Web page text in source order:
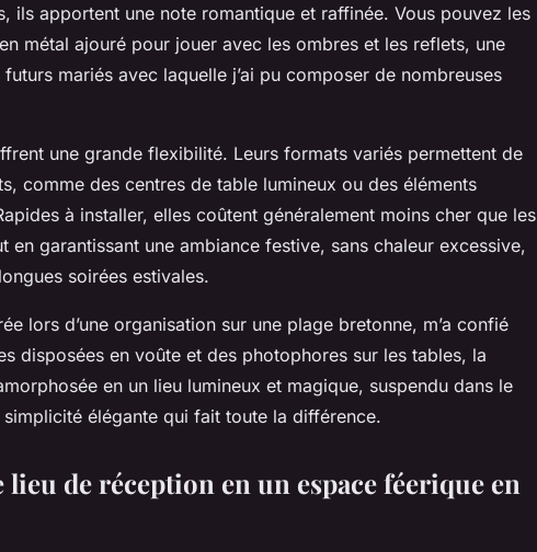
ils apportent une note romantique et raffinée. Vous pouvez les
métal ajouré pour jouer avec les ombres et les reflets, une
mariés avec laquelle j’ai pu composer de nombreuses
une grande flexibilité. Leurs formats variés permettent de
comme des centres de table lumineux ou des éléments
à installer, elles coûtent généralement moins cher que les
en garantissant une ambiance festive, sans chaleur excessive,
soirées estivales.
lors d’une organisation sur une plage bretonne, m’a confié
disposées en voûte et des photophores sur les tables, la
en un lieu lumineux et magique, suspendu dans le
simplicité élégante qui fait toute la différence.
de réception en un espace féerique en